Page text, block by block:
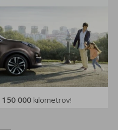
150 000 kilometrov!